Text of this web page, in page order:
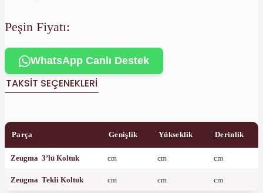
Peşin Fiyatı:
WhatsApp Canlı Destek
TAKSIT SEÇENEKLERI
Parça Genişlik Yükseklik Derinlik
Zeugma 3’lü Koltuk cm cm cm
Zeugma Tekli Koltuk cm cm cm